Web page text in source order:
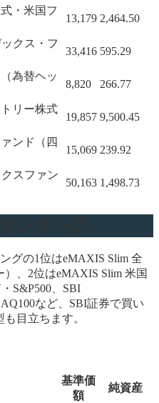
・米国フ
13,179 2,464.50
クス・フ
33,416 595.29
為替ヘッ
8,820 266.77
リー株式
19,857 9,500.45
ンド（四
15,069 239.92
スファン
50,163 1,498.73
グの1位はeMAXIS Slim 全
、2位はeMAXIS Slim 米国
S&P500、SBI
など、SBI証券で買い
目立ちます。
基準価
額
純資産